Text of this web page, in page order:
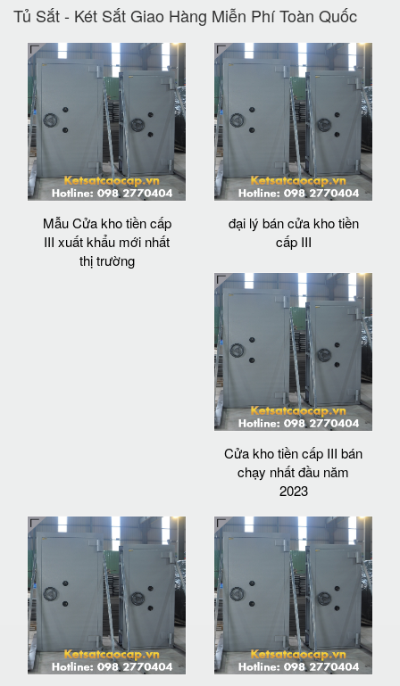
Tủ Sắt - Két Sắt Giao Hàng Miễn Phí Toàn Quốc
Mẫu Cửa kho tiền cấp
III xuất khẩu mới nhất
thị trường
đại lý bán cửa kho tiền
cấp III
Cửa kho tiền cấp III bán
chạy nhất đầu năm
2023